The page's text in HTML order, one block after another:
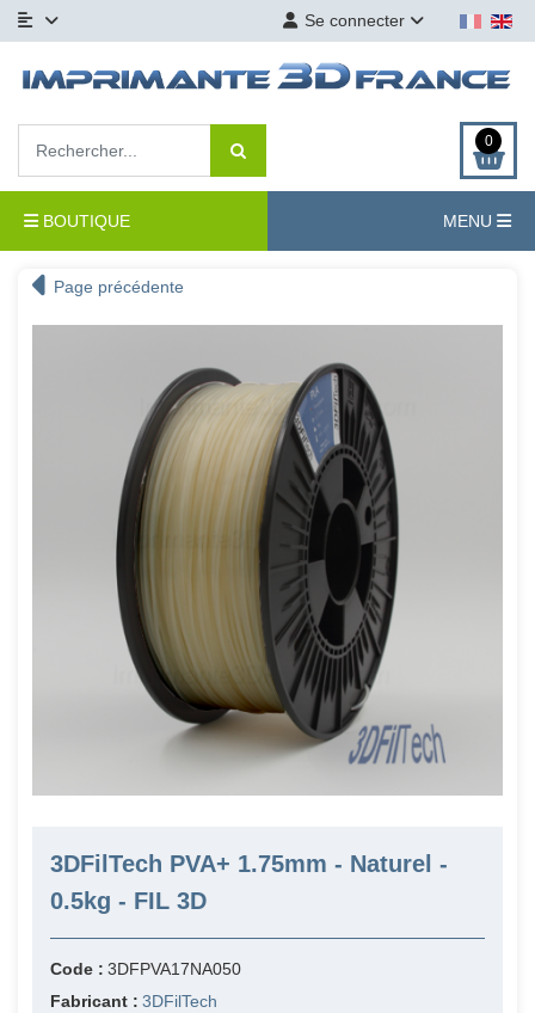
Se connecter
0
BOUTIQUE MENU
Page précédente
3DFilTech PVA+ 1.75mm - Naturel -
0.5kg - FIL 3D
Code : 3DFPVA17NA050
Fabricant : 3DFilTech